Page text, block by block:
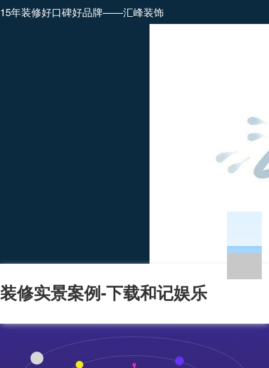
15年装修好口碑好品牌——汇峰装饰
装修实景案例-下载和记娱乐